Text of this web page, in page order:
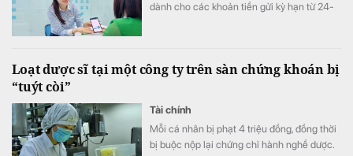
dành cho các khoản tiền gửi kỳ hạn từ 24-
Loạt dược sĩ tại một công ty trên sàn chứng khoán bị
“tuýt còi”
Tài chính
Mỗi cá nhân bị phạt 4 triệu đồng, đồng thời
bị buộc nộp lại chứng chỉ hành nghề dược.